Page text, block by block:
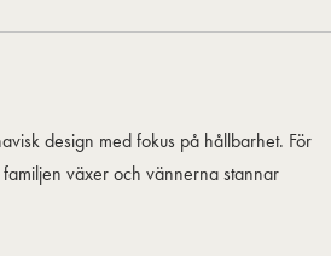
design med fokus på hållbarhet. För
växer och vännerna stannar